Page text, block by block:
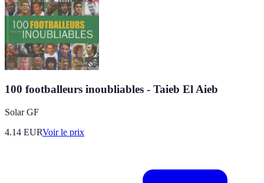
100 footballeurs inoubliables - Taieb El Aieb
Solar GF
4.14 EURVoir le prix